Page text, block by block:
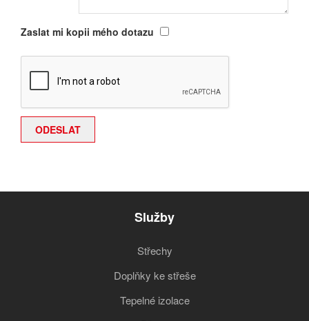
Zaslat mi kopii mého dotazu
Služby
Střechy
Doplňky ke střeše
Tepelné izolace